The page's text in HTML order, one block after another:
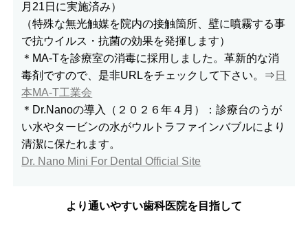
月21日に実施済み）
（特殊な無光触媒を院内の接触箇所、壁に噴霧する事
で抗ウイルス・抗菌の効果を発揮します）
＊MA-Tを診療室の消毒に採用しました。革新的な消
毒剤ですので、是非URLをチェックして下さい。⇒ 日
本MA-T工業会
＊Dr.Nanoの導入（２０２６年４月）：診療台のうが
い水やタービンの水がウルトラファインバブルにより
清潔に保たれます。
Dr. Nano Mini For Dental Official Site
より通いやすい歯科医院を目指して